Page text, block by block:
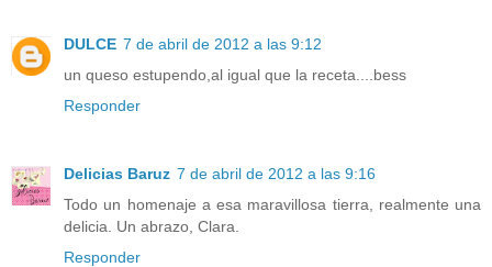
DULCE 7 de abril de 2012 a las 9:12
un queso estupendo,al igual que la receta....bess
Responder
Delicias Baruz 7 de abril de 2012 a las 9:16
Todo un homenaje a esa maravillosa tierra, realmente una
delicia. Un abrazo, Clara.
Responder